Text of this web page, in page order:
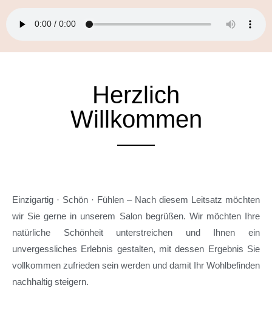
Herzlich
Willkommen
Einzigartig · Schön · Fühlen – Nach diesem Leitsatz möchten
wir Sie gerne in unserem Salon begrüßen. Wir möchten Ihre
natürliche Schönheit unterstreichen und Ihnen ein
unvergessliches Erlebnis gestalten, mit dessen Ergebnis Sie
vollkommen zufrieden sein werden und damit Ihr Wohlbefinden
nachhaltig steigern.